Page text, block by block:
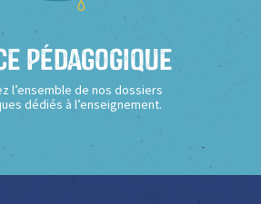
Pédagogique
l’ensemble de nos dossiers
dédiés à l’enseignement.